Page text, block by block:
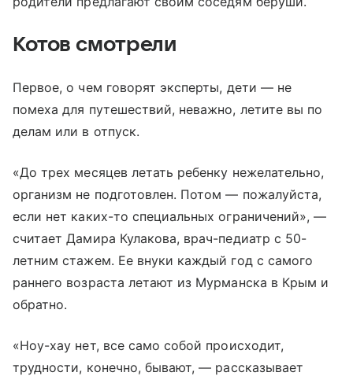
Котов смотрели
Первое, о чем говорят эксперты, дети — не
помеха для путешествий, неважно, летите вы по
делам или в отпуск.
«До трех месяцев летать ребенку нежелательно,
организм не подготовлен. Потом — пожалуйста,
если нет каких-то специальных ограничений», —
считает Дамира Кулакова, врач-педиатр с 50-
летним стажем. Ее внуки каждый год с самого
раннего возраста летают из Мурманска в Крым и
обратно.
«Ноу-хау нет, все само собой происходит,
трудности, конечно, бывают, — рассказывает